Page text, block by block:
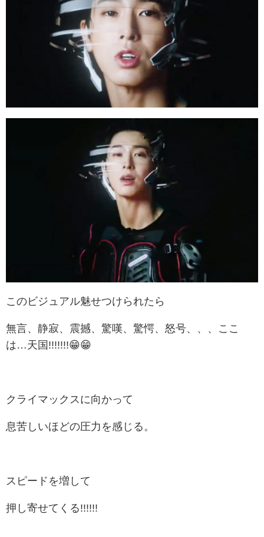
このビジュアル魅せつけられたら
無言、静寂、震撼、驚嘆、驚愕、怒号、、、ここ
は…天国!!!!!!!😁😁
クライマックスに向かって
息苦しいほどの圧力を感じる。
スピードを増して
押し寄せてくる!!!!!!